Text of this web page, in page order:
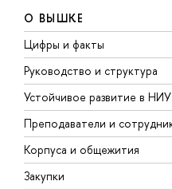
О ВЫШКЕ
Цифры и факты
Руководство и структура
Устойчивое развитие в
Преподаватели и
Корпуса и общежития
Закупки